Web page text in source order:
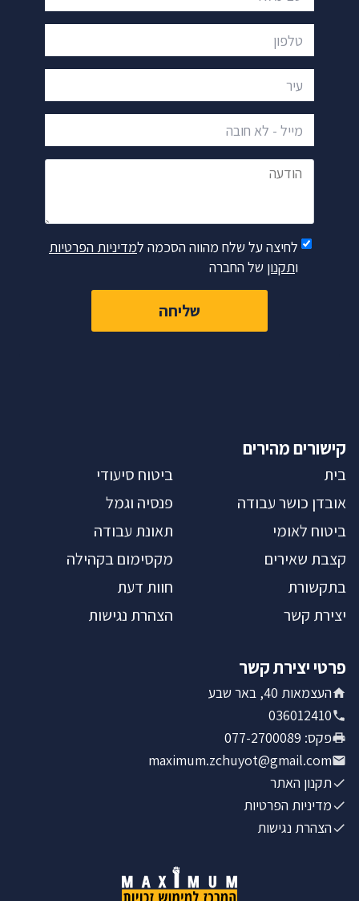
טלפון
עיר
מייל - לא חובה
הודעה
לחיצה על שלח מהווה הסכמה למדיניות הפרטיות
ותקנון של החברה
שליחה
קישורים מהירים
בית
ביטוח סיעודי
אובדן כושר עבודה
פנסיה וגמל
ביטוח לאומי
תאונת עבודה
קצבת שאירים
מקסימום בקהילה
בתקשורת
חוות דעת
יצירת קשר
הצהרת נגישות
פרטי יצירת קשר
העצמאות 40, באר שבע
036012410
פקס:
077-2700089
maximum.zchuyot@gmail.com
תקנון האתר
מדיניות הפרטיות
הצהרת נגישות